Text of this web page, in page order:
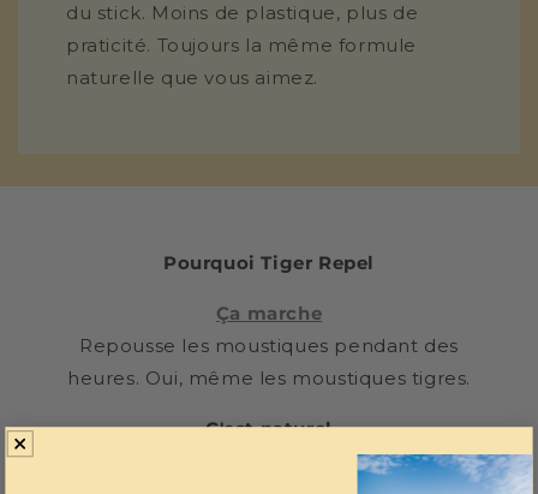
du stick. Moins de plastique, plus de
praticité. Toujours la même formule
naturelle que vous aimez.
Pourquoi Tiger Repel
Ça marche
Repousse les moustiques pendant des
heures. Oui, même les moustiques tigres.
C'est naturel
À base d'huile d'eucalyptus citronné. Pas